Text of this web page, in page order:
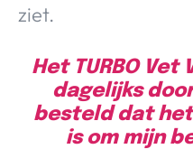
ziet.
Het TURBO
dagelijks
besteld dat
is om mijn